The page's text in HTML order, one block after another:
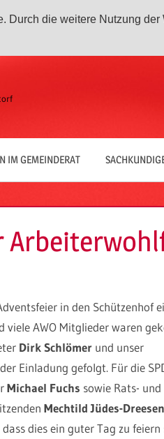
die weitere Nutzung
IM GEMEINDERAT
in den Schützenhof
viele AWO Mitglieder waren
Dirk Schlömerund unser
Einladung gefolgt. Für die
Michael Fuchs sowie Rats- und
Mechtild Jüdes-Dreesen
dies ein guter Tag zu feiern